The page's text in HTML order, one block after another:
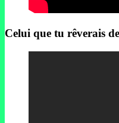
Celui que tu rêverais